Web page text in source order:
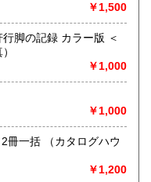
設のギャラリーのみ不
いません。
￥1,500
脚の記録 カラー版 ＜
）
￥1,000
￥1,000
ログハウ
￥1,200